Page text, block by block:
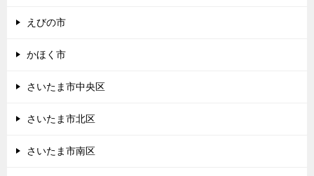
えびの市
かほく市
さいたま市中央区
さいたま市北区
さいたま市南区